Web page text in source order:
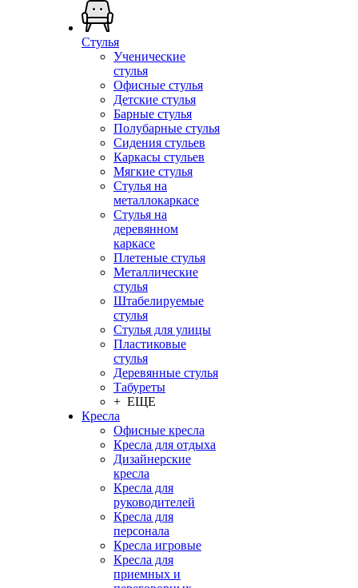
Стулья
Ученические
стулья
Офисные стулья
Детские стулья
Барные стулья
Полубарные стулья
Сидения стульев
Каркасы стульев
Мягкие стулья
Стулья на
металлокаркасе
Стулья на
деревянном
каркасе
Плетеные стулья
Металлические
стулья
Штабелируемые
стулья
Стулья для улицы
Пластиковые
стулья
Деревянные стулья
Табуреты
+ ЕЩЕ
Кресла
Офисные кресла
Кресла для отдыха
Дизайнерские
кресла
Кресла для
руководителей
Кресла для
персонала
Кресла игровые
Кресла для
приемных и